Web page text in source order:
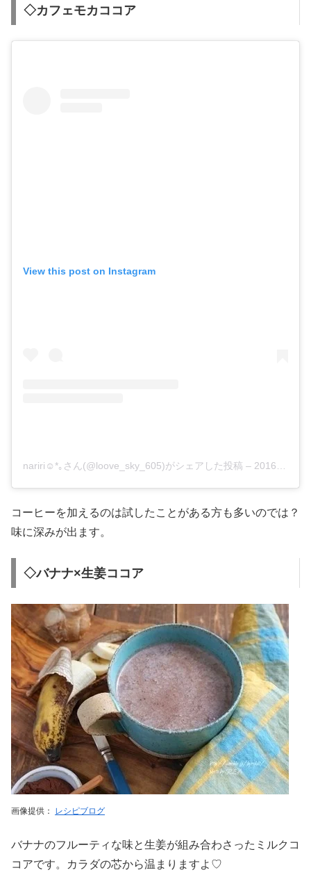
◇カフェモカココア
View this post on Instagram
nariri☺︎︎*｡さん(@loove_sky_605)がシェアした投稿 – 2016年11月月23日午前5時26分PST
コーヒーを加えるのは試したことがある方も多いのでは？
味に深みが出ます。
◇バナナ×生姜ココア
画像提供： レシピブログ
バナナのフルーティな味と生姜が組み合わさったミルクコ
コアです。カラダの芯から温まりますよ♡